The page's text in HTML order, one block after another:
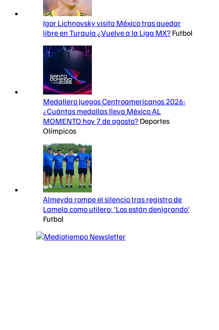
Igor Lichnovsky visita México tras quedar
libre en Turquía ¿Vuelve a la Liga MX? Futbol
Medallero Juegos Centroamericanos 2026:
¿Cuántas medallas lleva México AL
MOMENTO hoy 7 de agosto? Deportes
Olímpicos
Almeyda rompe el silencio tras registro de
Lamela como utilero: 'Los están denigrando'
Futbol